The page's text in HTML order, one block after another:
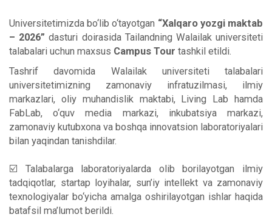
Universitetimizda bo‘lib o‘tayotgan “Xalqaro yozgi maktab
– 2026”dasturi doirasida Tailandning Walailak universiteti
talabalari uchun maxsus Campus Tour tashkil etildi.
Tashrif davomida Walailak universiteti talabalari
universitetimizning zamonaviy infratuzilmasi, ilmiy
markazlari, oliy muhandislik maktabi, Living Lab hamda
FabLab, o‘quv media markazi, inkubatsiya markazi,
zamonaviy kutubxona va boshqa innovatsion laboratoriyalari
bilan yaqindan tanishdilar.
☑️ Talabalarga laboratoriyalarda olib borilayotgan ilmiy
tadqiqotlar, startap loyihalar, sun’iy intellekt va zamonaviy
texnologiyalar bo‘yicha amalga oshirilayotgan ishlar haqida
batafsil ma’lumot berildi.